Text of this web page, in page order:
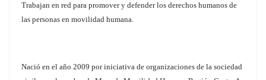
Trabajan en red para promover y defender los derechos humanos de
las personas en movilidad humana.
Nació en el año 2009 por iniciativa de organizaciones de la sociedad